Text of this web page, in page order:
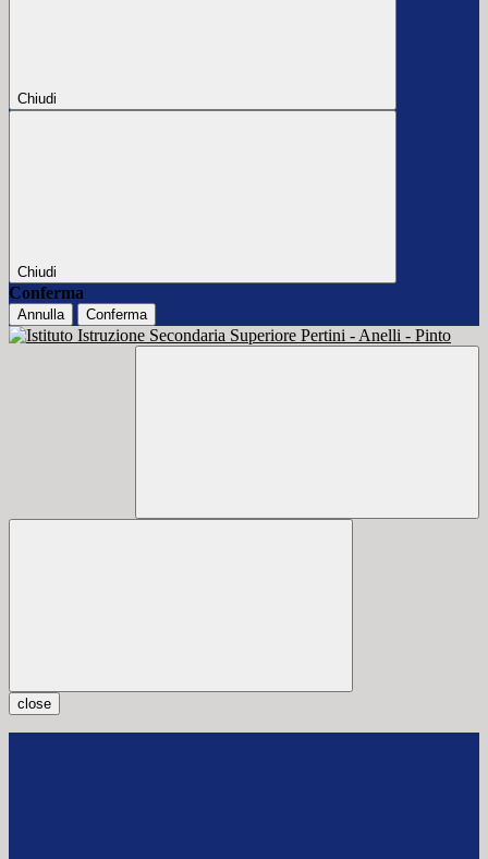
Chiudi
Chiudi
Conferma
Annulla Conferma
close